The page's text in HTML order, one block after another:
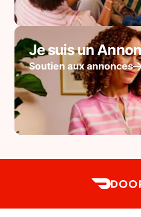
Je suis un
Soutien aux annonces